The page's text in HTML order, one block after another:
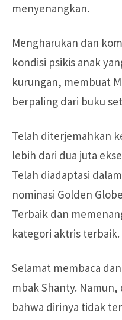
menyenangkan.
Mengharukan dan
kondisi psikis anak
kurungan, membuat
berpaling dari buku
Telah diterjemahkan
lebih dari dua juta
Telah diadaptasi
nominasi Golden
Terbaik dan
kategori aktris terbaik.
Selamat membaca
mbak Shanty.
bahwa dirinya tidak